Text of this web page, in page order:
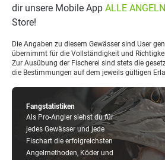
Fangstatistiken
Als Pro-Angler siehst du für
jedes Gewässer und jede
Fischart die erfolgreichsten
Angelmethoden, Köder und
dir unsere Mobile App ALLE ANGELN
Store!
Die Angaben zu diesem Gewässer sind User
übernimmt für die Vollständigkeit und
Zur Ausübung der Fischerei sind stets die
die Bestimmungen auf dem jeweils gültigen